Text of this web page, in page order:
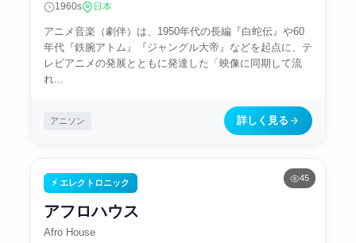
1960s 日本
アニメ音楽（劇伴）は、1950年代の長編『白蛇伝』や60
年代『鉄腕アトム』『ジャングル大帝』などを起点に、テ
レビアニメの発展とともに発達した「映像に同期して流
れ...
アニソン 詳しく見る
45
⚡ エレクトロニック
アフロハウス
Afro House